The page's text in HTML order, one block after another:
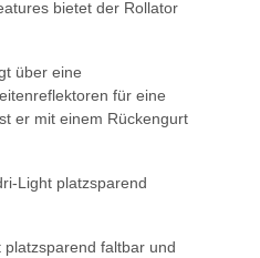
bietet der Rollator
über eine
für eine
er mit einem Rückengurt
Light platzsparend
faltbar und